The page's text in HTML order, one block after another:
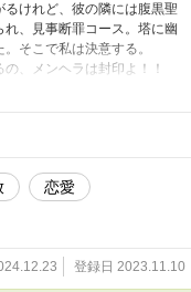
けれど、彼の隣には腹黒聖
、見事断罪コース。塔に幽
そこで私は決意する。
、メンヘラは封印よ！！
る。 そこで新たな運命を切
なところで会うなんて、
私の前に、なぜか今世
女と仲良くやってな！！
恋愛
登録日 2023.11.10